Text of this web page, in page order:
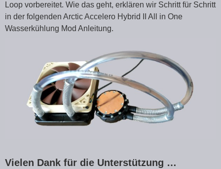
Loop vorbereitet. Wie das geht, erklären wir Schritt für Schritt
in der folgenden Arctic Accelero Hybrid II All in One
Wasserkühlung Mod Anleitung.
Vielen Dank für die Unterstützung …